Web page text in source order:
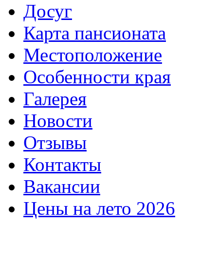
Досуг
Карта пансионата
Местоположение
Особенности края
Галерея
Новости
Отзывы
Контакты
Вакансии
Цены на лето 2026